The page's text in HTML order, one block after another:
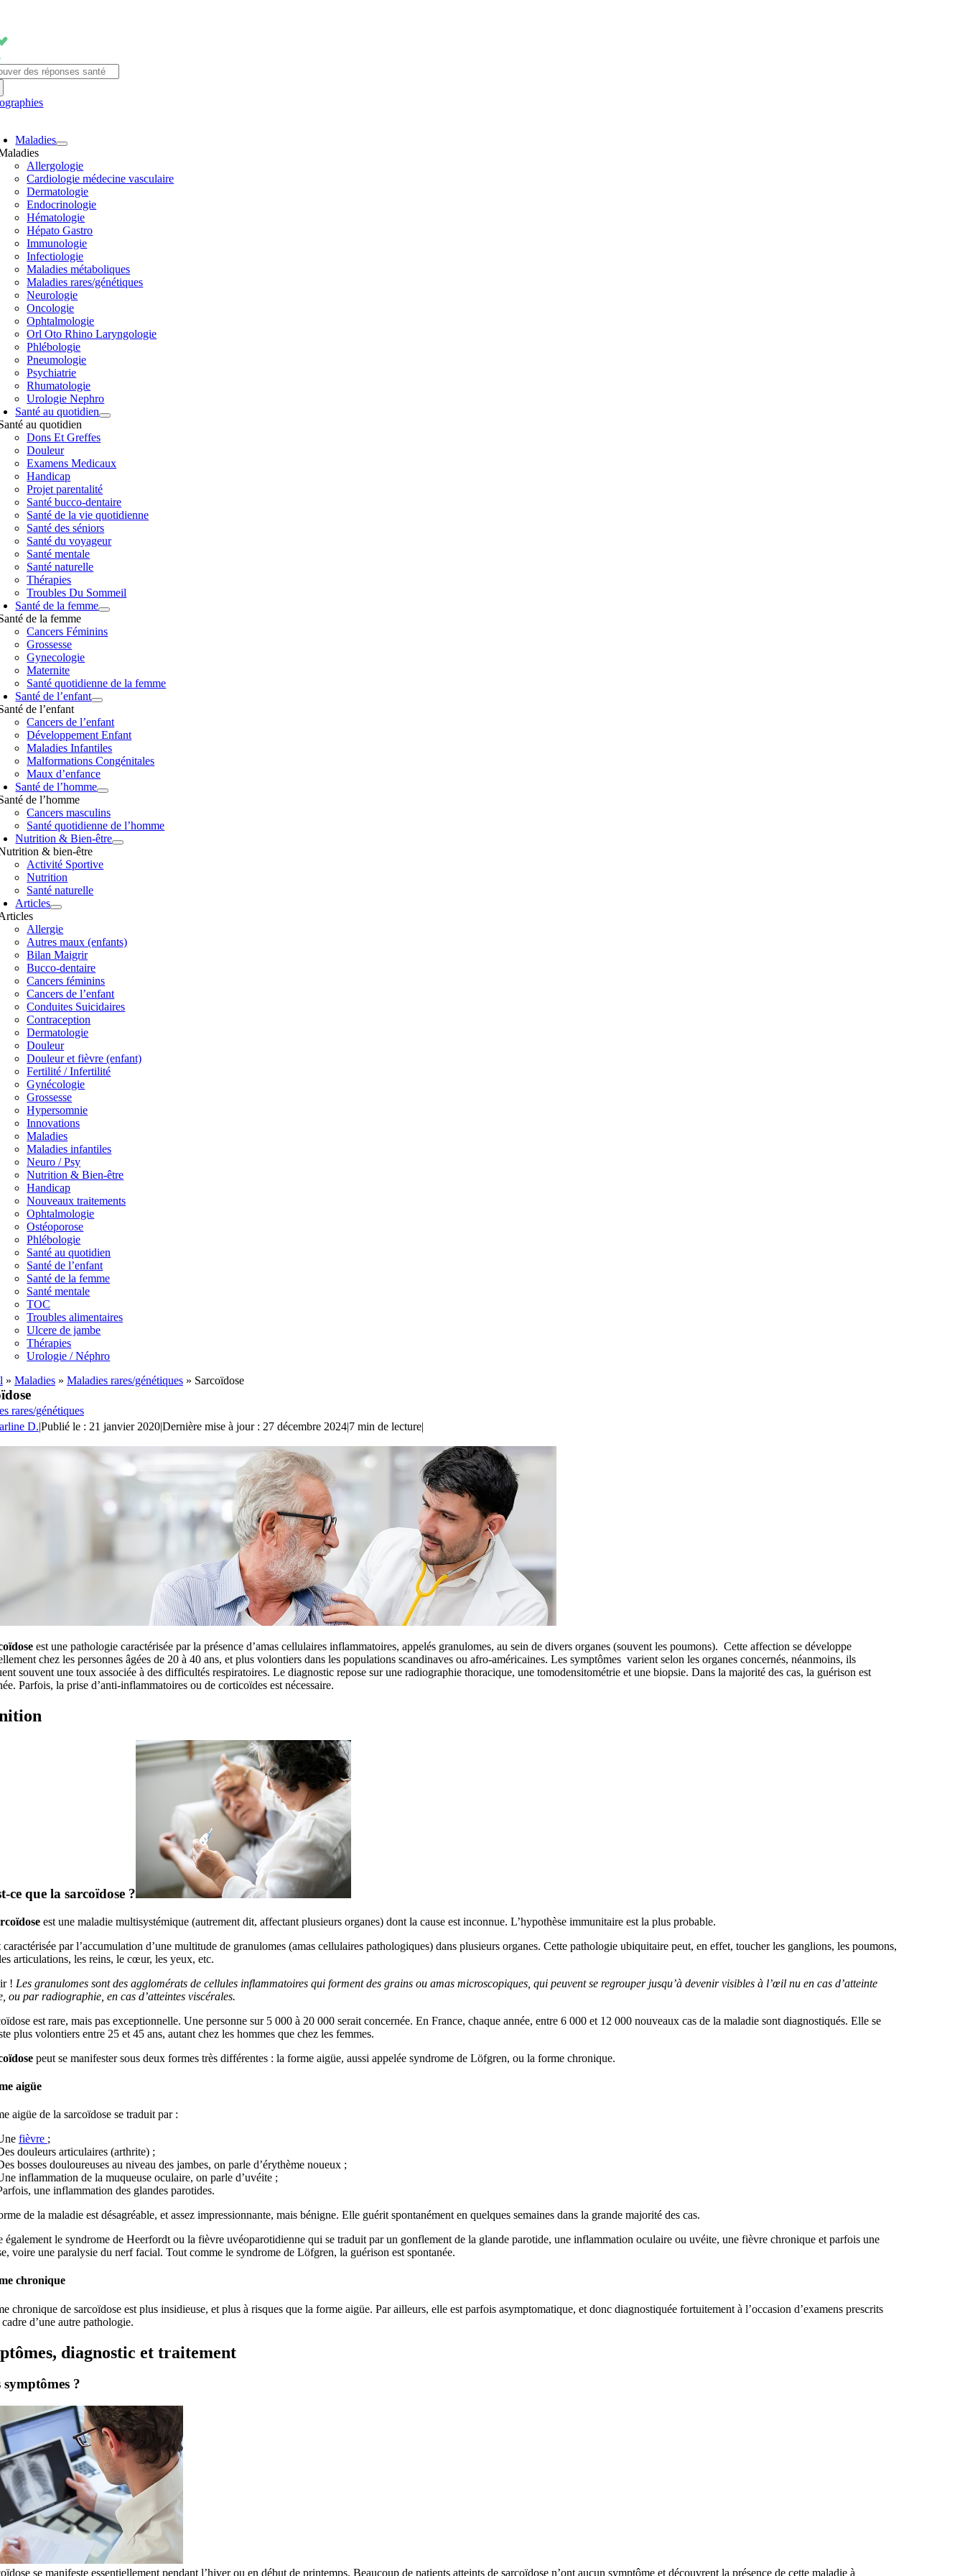
contenu
Maladies
Allergologie
Cardiologie médecine vasculaire
Dermatologie
Endocrinologie
Hématologie
Hépato Gastro
Immunologie
Infectiologie
Maladies métaboliques
Maladies rares/génétiques
Neurologie
Oncologie
Ophtalmologie
Orl Oto Rhino Laryngologie
Phlébologie
Pneumologie
Psychiatrie
Rhumatologie
Urologie Nephro
Santé au quotidien
au quotidien
Dons Et Greffes
Douleur
Examens Medicaux
Handicap
Projet parentalité
Santé bucco-dentaire
Santé de la vie quotidienne
Santé des séniors
Santé du voyageur
Santé mentale
Santé naturelle
Thérapies
Troubles Du Sommeil
Santé de la femme
de la femme
Cancers Féminins
Grossesse
Gynecologie
Maternite
Santé quotidienne de la femme
Santé de l’enfant
de l’enfant
Cancers de l’enfant
Développement Enfant
Maladies Infantiles
Malformations Congénitales
Maux d’enfance
Santé de l’homme
de l’homme
Cancers masculins
Santé quotidienne de l’homme
Nutrition & Bien-être
& bien-être
Activité Sportive
Nutrition
Santé naturelle
Articles
Allergie
Autres maux (enfants)
Bilan Maigrir
Bucco-dentaire
Cancers féminins
Cancers de l’enfant
Conduites Suicidaires
Contraception
Dermatologie
Douleur
Douleur et fièvre (enfant)
Fertilité / Infertilité
Gynécologie
Grossesse
Hypersomnie
Innovations
Maladies
Maladies infantiles
Neuro / Psy
Nutrition & Bien-être
Handicap
Nouveaux traitements
Ophtalmologie
Ostéoporose
Phlébologie
Santé au quotidien
Santé de l’enfant
Santé de la femme
Santé mentale
TOC
Troubles alimentaires
Ulcere de jambe
Thérapies
Urologie / Néphro
» Maladies» Maladies rares/génétiques» Sarcoïdose
rares/génétiques
D.|Publié le : 21 janvier 2020|Dernière mise à jour : 27 décembre 2024|7 min de lecture|
est une pathologie caractérisée par la présence d’amas cellulaires inflammatoires, appelés granulomes, au sein de divers organes (souvent les poumons). Cette affection se développe
chez les personnes âgées de 20 à 40 ans, et plus volontiers dans les populations scandinaves ou afro-américaines. Les symptômes varient selon les organes concernés, néanmoins, ils
souvent une toux associée à des difficultés respiratoires. Le diagnostic repose sur une radiographie thoracique, une tomodensitométrie et une biopsie. Dans la majorité des cas, la guérison est
Parfois, la prise d’anti-inflammatoires ou de corticoïdes est nécessaire.
ce que la sarcoïdose ?
est une maladie multisystémique (autrement dit, affectant plusieurs organes) dont la cause est inconnue. L’hypothèse immunitaire est la plus probable.
caractérisée par l’accumulation d’une multitude de granulomes (amas cellulaires pathologiques) dans plusieurs organes. Cette pathologie ubiquitaire peut, en effet, toucher les ganglions, les poumons,
articulations, les reins, le cœur, les yeux, etc.
! Les granulomes sont des agglomérats de cellules inflammatoires qui forment des grains ou amas microscopiques, qui peuvent se regrouper jusqu’à devenir visibles à l’œil nu en cas d’atteinte
ou par radiographie, en cas d’atteintes viscérales.
est rare, mais pas exceptionnelle. Une personne sur 5 000 à 20 000 serait concernée. En France, chaque année, entre 6 000 et 12 000 nouveaux cas de la maladie sont diagnostiqués. Elle se
plus volontiers entre 25 et 45 ans, autant chez les hommes que chez les femmes.
peut se manifester sous deux formes très différentes : la forme aigüe, aussi appelée syndrome de Löfgren, ou la forme chronique.
aigüe
aigüe de la sarcoïdose se traduit par :
fièvre ;
douleurs articulaires (arthrite) ;
bosses douloureuses au niveau des jambes, on parle d’érythème noueux ;
inflammation de la muqueuse oculaire, on parle d’uvéite ;
une inflammation des glandes parotides.
de la maladie est désagréable, et assez impressionnante, mais bénigne. Elle guérit spontanément en quelques semaines dans la grande majorité des cas.
également le syndrome de Heerfordt ou la fièvre uvéoparotidienne qui se traduit par un gonflement de la glande parotide, une inflammation oculaire ou uvéite, une fièvre chronique et parfois une
voire une paralysie du nerf facial. Tout comme le syndrome de Löfgren, la guérison est spontanée.
chronique
chronique de sarcoïdose est plus insidieuse, et plus à risques que la forme aigüe. Par ailleurs, elle est parfois asymptomatique, et donc diagnostiquée fortuitement à l’occasion d’examens prescrits
d’une autre pathologie.
diagnostic et traitement
symptômes ?
se manifeste essentiellement pendant l’hiver ou en début de printemps. Beaucoup de patients atteints de sarcoïdose n’ont aucun symptôme et découvrent la présence de cette maladie à